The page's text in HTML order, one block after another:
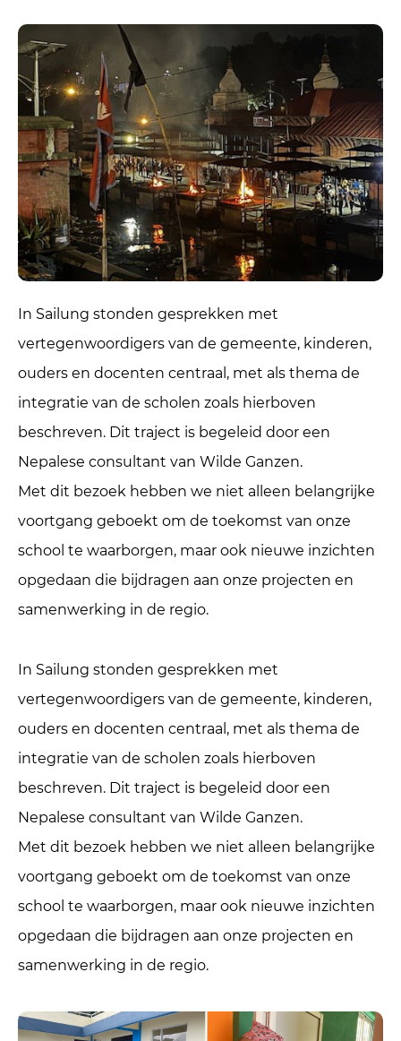
In Sailung stonden gesprekken met
vertegenwoordigers van de gemeente, kinderen,
ouders en docenten centraal, met als thema de
integratie van de scholen zoals hierboven
beschreven. Dit traject is begeleid door een
Nepalese consultant van Wilde Ganzen.
Met dit bezoek hebben we niet alleen belangrijke
voortgang geboekt om de toekomst van onze
school te waarborgen, maar ook nieuwe inzichten
opgedaan die bijdragen aan onze projecten en
samenwerking in de regio.
In Sailung stonden gesprekken met
vertegenwoordigers van de gemeente, kinderen,
ouders en docenten centraal, met als thema de
integratie van de scholen zoals hierboven
beschreven. Dit traject is begeleid door een
Nepalese consultant van Wilde Ganzen.
Met dit bezoek hebben we niet alleen belangrijke
voortgang geboekt om de toekomst van onze
school te waarborgen, maar ook nieuwe inzichten
opgedaan die bijdragen aan onze projecten en
samenwerking in de regio.